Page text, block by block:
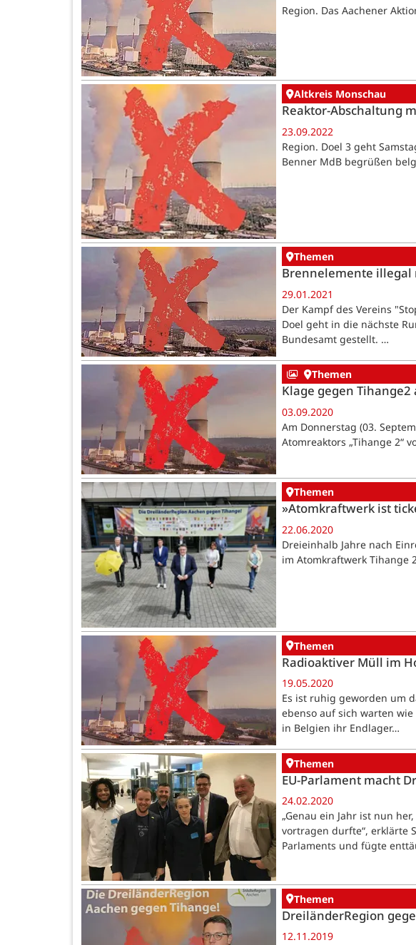
Region. Das Aachener
Altkreis Monschau
Reaktor-Abschaltung
23.09.2022
Region. Doel 3 geht
Benner MdB begrüßen
Themen
Brennelemente illegal
29.01.2021
Der Kampf des Vereins
Doel geht in die nächste
Bundesamt gestellt. …
Themen
Klage gegen Tihange2
03.09.2020
Am Donnerstag (03.
Atomreaktors „Tihange 2“
Themen
»Atomkraftwerk ist
22.06.2020
Dreieinhalb Jahre nach
im Atomkraftwerk Tihange
Themen
Radioaktiver Müll im
19.05.2020
Es ist ruhig geworden um
ebenso auf sich warten
in Belgien ihr Endlager…
Themen
EU-Parlament macht
24.02.2020
„Genau ein Jahr ist nun
vortragen durfte“, erklärte
Parlaments und fügte
Themen
DreiländerRegion
12.11.2019